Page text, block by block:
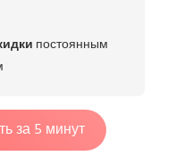
постоянным
за 5 минут